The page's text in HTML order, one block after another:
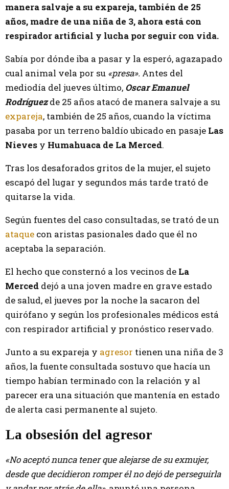
manera salvaje a su expareja, también de 25
años, madre de una niña de 3, ahora está con
respirador artificial y lucha por seguir con vida.
Sabía por dónde iba a pasar y la esperó, agazapado
cual animal vela por su «presa». Antes del
mediodía del jueves último, Oscar Emanuel
Rodríguezde 25 años atacó de manera salvaje a su
expareja, también de 25 años, cuando la víctima
pasaba por un terreno baldío ubicado en pasaje Las
Nieves y Humahuaca de La Merced.
Tras los desaforados gritos de la mujer, el sujeto
escapó del lugar y segundos más tarde trató de
quitarse la vida.
Según fuentes del caso consultadas, se trató de un
ataque con aristas pasionales dado que él no
aceptaba la separación.
El hecho que consternó a los vecinos de La
Merced dejó a una joven madre en grave estado
de salud, el jueves por la noche la sacaron del
quirófano y según los profesionales médicos está
con respirador artificial y pronóstico reservado.
Junto a su expareja y agresor tienen una niña de 3
años, la fuente consultada sostuvo que hacía un
tiempo habían terminado con la relación y al
parecer era una situación que mantenía en estado
de alerta casi permanente al sujeto.
La obsesión del agresor
«No aceptó nunca tener que alejarse de su exmujer,
desde que decidieron romper él no dejó de perseguirla